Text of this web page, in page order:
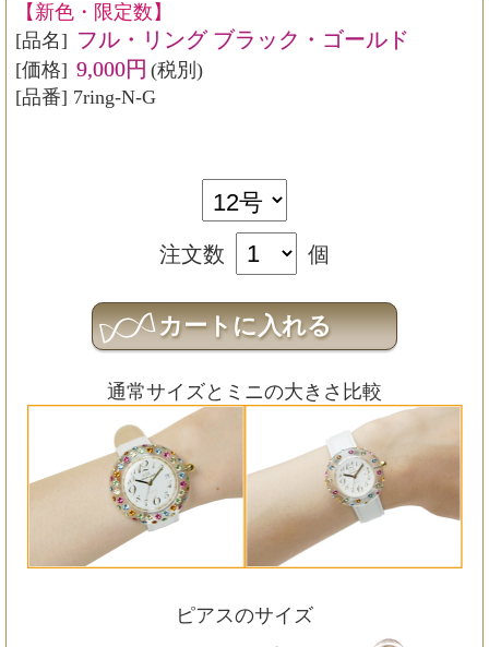
【新色・限定数】
[品名] フル・リング ブラック・ゴールド
[価格] 9,000円 (税別)
[品番] 7ring-N-G
注文数 個
通常サイズとミニの大きさ比較
ピアスのサイズ